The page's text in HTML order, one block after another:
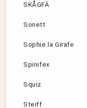
SKÅGFÄ
Sonett
Sophie la Girafe
Spinifex
Squiz
Steiff